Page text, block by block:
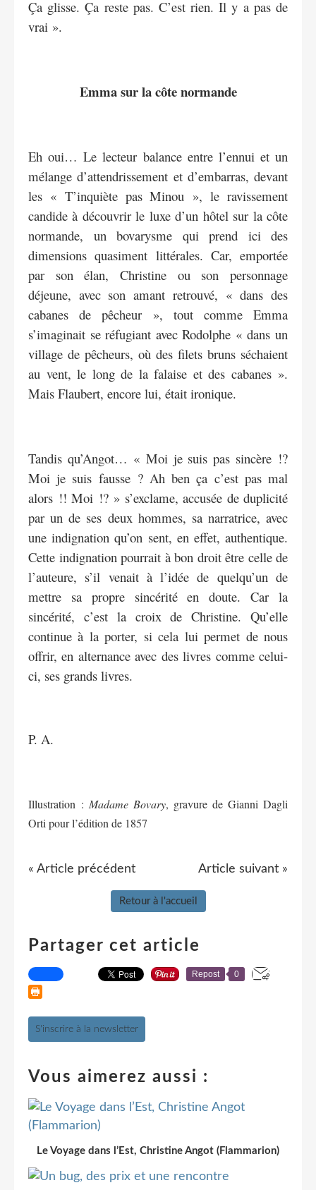
Ça glisse. Ça reste pas. C’est rien. Il y a pas de
vrai ».
Emma sur la côte normande
Eh oui… Le lecteur balance entre l’ennui et un
mélange d’attendrissement et d’embarras, devant
les « T’inquiète pas Minou », le ravissement
candide à découvrir le luxe d’un hôtel sur la côte
normande, un bovarysme qui prend ici des
dimensions quasiment littérales. Car, emportée
par son élan, Christine ou son personnage
déjeune, avec son amant retrouvé, « dans des
cabanes de pêcheur », tout comme Emma
s’imaginait se réfugiant avec Rodolphe « dans un
village de pêcheurs, où des filets bruns séchaient
au vent, le long de la falaise et des cabanes ».
Mais Flaubert, encore lui, était ironique.
Tandis qu’Angot… « Moi je suis pas sincère !?
Moi je suis fausse ? Ah ben ça c’est pas mal
alors !! Moi !? » s’exclame, accusée de duplicité
par un de ses deux hommes, sa narratrice, avec
une indignation qu’on sent, en effet, authentique.
Cette indignation pourrait à bon droit être celle de
l’auteure, s’il venait à l’idée de quelqu’un de
mettre sa propre sincérité en doute. Car la
sincérité, c’est la croix de Christine. Qu’elle
continue à la porter, si cela lui permet de nous
offrir, en alternance avec des livres comme celui-
ci, ses grands livres.
P. A.
Illustration : Madame Bovary, gravure de Gianni Dagli
Orti pour l’édition de 1857
« Article précédent Article suivant »
Retour à l'accueil
Partager cet article
Repost 0
S'inscrire à la newsletter
Vous aimerez aussi :
Le Voyage dans l’Est, Christine Angot (Flammarion)